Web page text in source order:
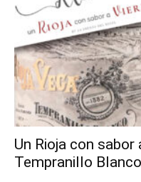
Un Rioja con sabor
Tempranillo